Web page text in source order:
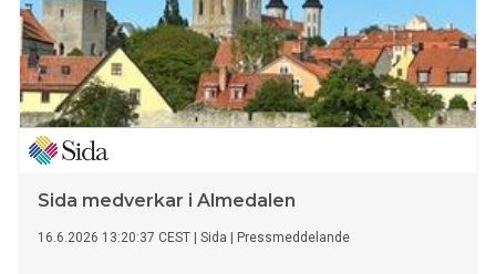
Sida medverkar i Almedalen
16.6.2026 13:20:37 CEST Sida Pressmeddelande